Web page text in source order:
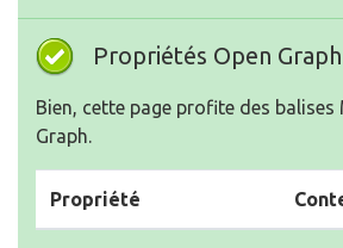
Propriétés Open Graph
Bien, cette page profite des balises
Graph.
Propriété